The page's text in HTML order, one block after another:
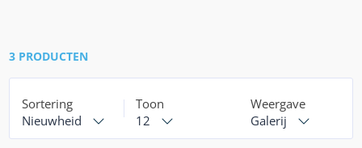
3 PRODUCTEN
Sortering
Nieuwheid
Toon
12
Weergave
Galerij